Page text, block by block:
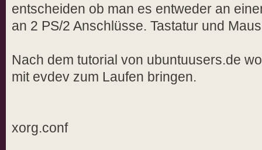
entscheiden ob man es entweder an
an 2 PS/2 Anschlüsse. Tastatur und
Nach dem tutorial von ubuntuusers.de
mit evdev zum Laufen bringen.
xorg.conf